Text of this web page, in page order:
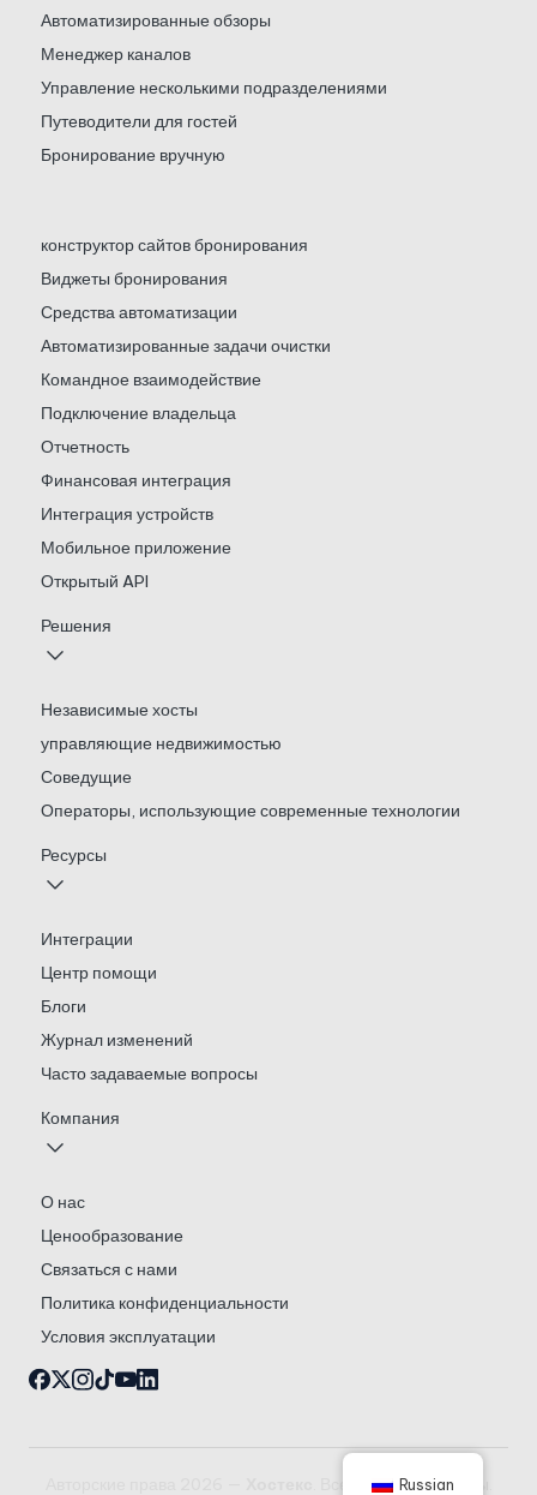
Автоматизированные обзоры
Менеджер каналов
Управление несколькими подразделениями
Путеводители для гостей
Бронирование вручную
конструктор сайтов бронирования
Виджеты бронирования
Средства автоматизации
Автоматизированные задачи очистки
Командное взаимодействие
Подключение владельца
Отчетность
Финансовая интеграция
Интеграция устройств
Мобильное приложение
Открытый API
Решения
Независимые хосты
управляющие недвижимостью
Соведущие
Операторы, использующие современные технологии
Ресурсы
Интеграции
Центр помощи
Блоги
Журнал изменений
Часто задаваемые вопросы
Компания
О нас
Ценообразование
Связаться с нами
Политика конфиденциальности
Условия эксплуатации
. Все права защищены.
Russian